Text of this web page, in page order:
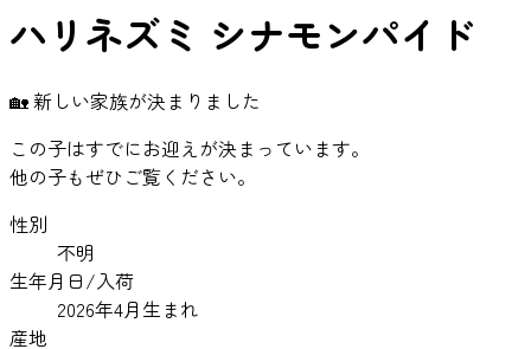
ハリネズミ シナモンパイド
🏡 新しい家族が決まりました
この子はすでにお迎えが決まっています。
他の子もぜひご覧ください。
性別
不明
生年月日/入荷
2026年4月生まれ
産地